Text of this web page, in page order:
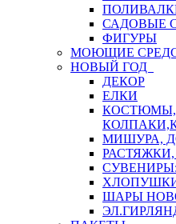
САДОВЫЕ
ФИГУРЫ
МОЮЩИЕ
НОВЫЙ ГОД
ДЕКОР
ЕЛКИ
МИШУРА,
ШАРЫ